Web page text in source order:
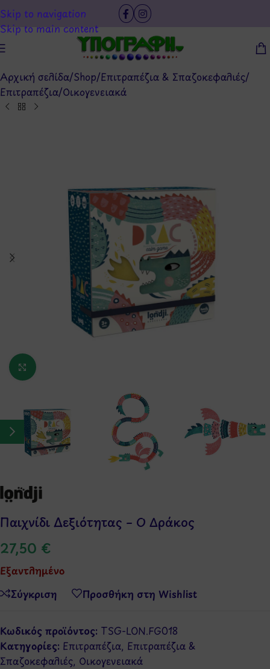
Skip to navigation
Skip to main content
Αρχική σελίδα/Shop/Επιτραπέζια & Σπαζοκεφαλιές/
Επιτραπέζια/Οικογενειακά
Κάντε κλικ για μεγέθυνση
Παιχνίδι Δεξιότητας – Ο Δράκος
27,50 €
Εξαντλημένο
Σύγκριση
Προσθήκη στη Wishlist
Κωδικός προϊόντος: TSG-LON.FG018
Κατηγορίες: Επιτραπέζια, Επιτραπέζια &
Σπαζοκεφαλιές, Οικογενειακά